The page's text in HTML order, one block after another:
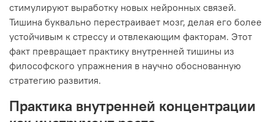
стимулируют выработку новых нейронных связей.
Тишина буквально перестраивает мозг, делая его более
устойчивым к стрессу и отвлекающим факторам. Этот
факт превращает практику внутренней тишины из
философского упражнения в научно обоснованную
стратегию развития.
Практика внутренней концентрации